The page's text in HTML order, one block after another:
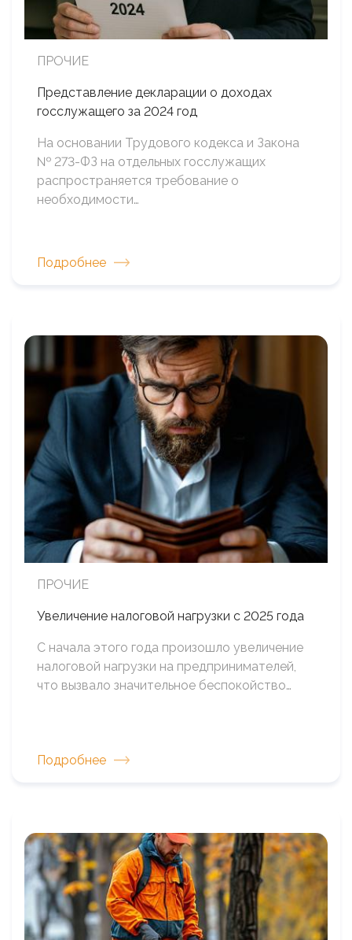
ПРОЧИЕ
Представление декларации о доходах
госслужащего за 2024 год
На основании Трудового кодекса и Закона
№ 273-ФЗ на отдельных госслужащих
распространяется требование о
необходимости…
Подробнее
ПРОЧИЕ
Увеличение налоговой нагрузки с 2025 года
С начала этого года произошло увеличение
налоговой нагрузки на предпринимателей,
что вызвало значительное беспокойство…
Подробнее